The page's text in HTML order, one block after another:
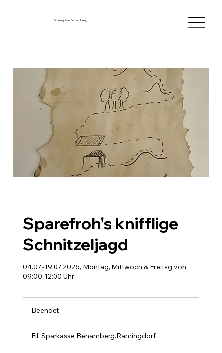
Ferienspiele Behamberg
Sparefroh's knifflige
Schnitzeljagd
04.07.-19.07.2026, Montag, Mittwoch & Freitag von
09:00-12:00 Uhr
BeendetB
n
d
Fil. Sparkasse Behamberg.Ramingdorf